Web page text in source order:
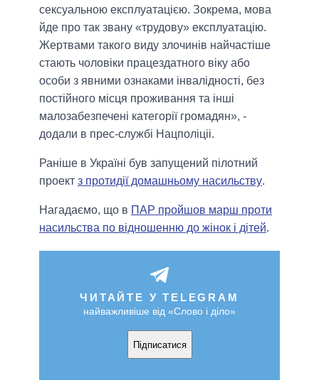
сексуальною експлуатацією. Зокрема, мова
йде про так звану «трудову» експлуатацію.
Жертвами такого виду злочинів найчастіше
стають чоловіки працездатного віку або
особи з явними ознаками інвалідності, без
постійного місця проживання та інші
малозабезпечені категорії громадян», -
додали в прес-службі Нацполіціі.
Раніше в Україні був запущений пілотний
проект з протидії домашньому насильству.
Нагадаємо, що в ПАР пройшов марш проти
насильства по відношенню до жінок і дітей.
ЧИТАЙТЕ У TELEGRAM
найважливіше від «Слово і діло»
Підписатися